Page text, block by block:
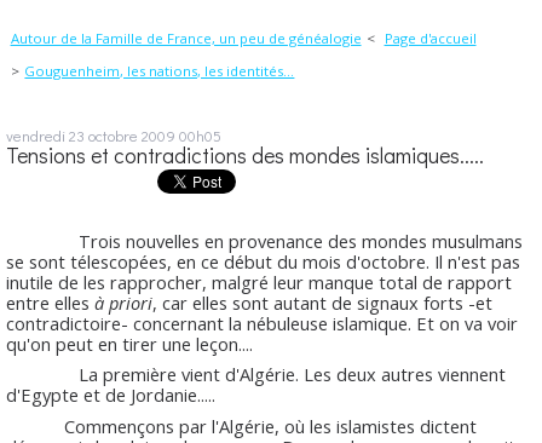
Autour de la Famille de France, un peu de généalogie
Page d'accueil
Gouguenheim, les nations, les identités...
vendredi 23 octobre 2009 00h05
Tensions et contradictions des mondes islamiques.....
Trois nouvelles en provenance des mondes musulmans
se sont télescopées, en ce début du mois d'octobre. Il n'est pas
inutile de les rapprocher, malgré leur manque total de rapport
entre elles à priori, car elles sont autant de signaux forts -et
contradictoire- concernant la nébuleuse islamique. Et on va voir
qu'on peut en tirer une leçon....
La première vient d'Algérie. Les deux autres viennent
d'Egypte et de Jordanie.....
Commençons par l'Algérie, où les islamistes dictent